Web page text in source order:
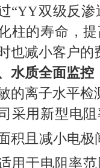
“YY双级反渗
柱的寿命，
也减小客户的
水质全面监控
的离子水平
采用新型电
积且减小电极
用于电阻率